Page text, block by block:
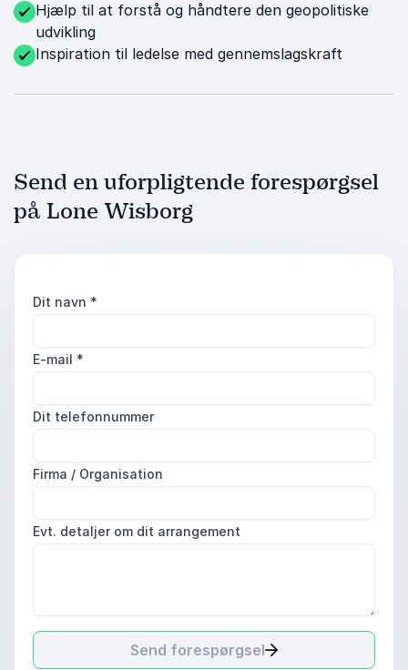
Hjælp til at forstå og håndtere den geopolitiske
udvikling
Inspiration til ledelse med gennemslagskraft
Send en uforpligtende forespørgsel
på Lone Wisborg
Dit navn *
E-mail *
Dit telefonnummer
Firma / Organisation
Evt. detaljer om dit arrangement
Send forespørgsel